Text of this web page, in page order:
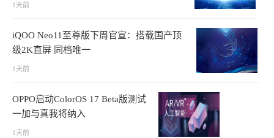
1天前
iQOO Neo11至尊版下周官宣：搭载国产顶
级2K直屏 同档唯一
1天前
OPPO启动ColorOS 17 Beta版测试
一加与真我将纳入
1天前